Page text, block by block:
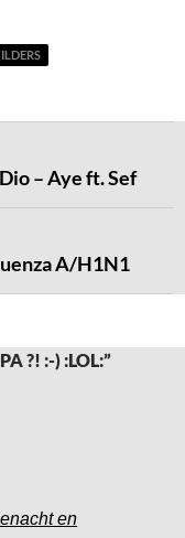
– Aye ft. Sef
A/H1N1
?! :-) :LOL:”
en